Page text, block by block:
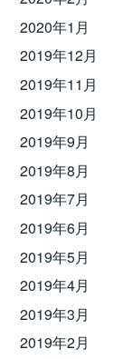
2020年1月
2019年12月
2019年11月
2019年10月
2019年9月
2019年8月
2019年7月
2019年6月
2019年5月
2019年4月
2019年3月
2019年2月